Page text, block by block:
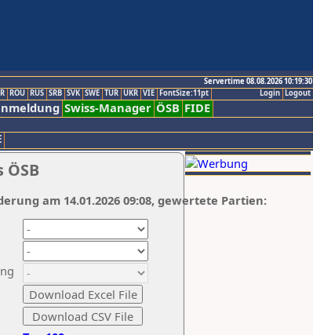
Servertime 08.08.2026 10:19:30
Logout
Login
ROU RUS SRB SVK SWE TUR UKR VIE FontSize:11pt
Swiss-Manager ÖSB FIDE
am 14.01.2026 09:08, gewertete Partien: